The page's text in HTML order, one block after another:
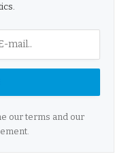
our terms and our